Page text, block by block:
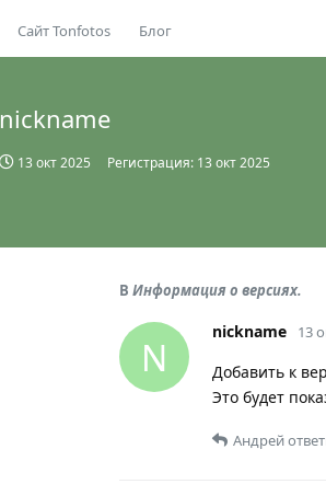
Сайт Tonfotos Блог
nickname
13 окт 2025 Регистрация: 13 окт 2025
В Информация о версиях.
N
nickname 13
Добавить к
Это будет
Андрей